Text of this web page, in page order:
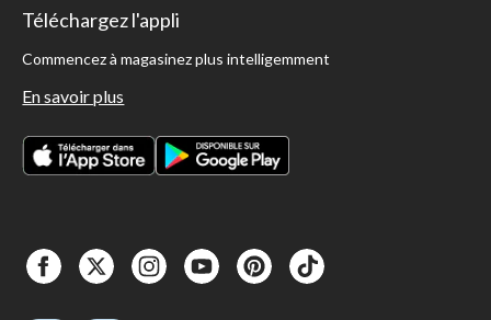
Téléchargez l'appli
Commencez à magasinez plus intelligemment
En savoir plus